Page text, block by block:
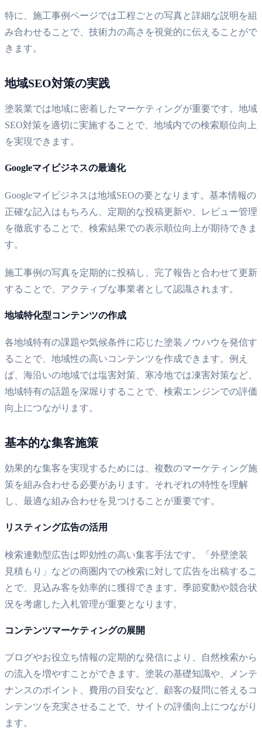
特に、施工事例ページでは工程ごとの写真と詳細な説明を組
み合わせることで、技術力の高さを視覚的に伝えることがで
きます。
地域SEO対策の実践
塗装業では地域に密着したマーケティングが重要です。地域
SEO対策を適切に実施することで、地域内での検索順位向上
を実現できます。
Googleマイビジネスの最適化
Googleマイビジネスは地域SEOの要となります。基本情報の
正確な記入はもちろん、定期的な投稿更新や、レビュー管理
を徹底することで、検索結果での表示順位向上が期待できま
す。
施工事例の写真を定期的に投稿し、完了報告と合わせて更新
することで、アクティブな事業者として認識されます。
地域特化型コンテンツの作成
各地域特有の課題や気候条件に応じた塗装ノウハウを発信す
ることで、地域性の高いコンテンツを作成できます。例え
ば、海沿いの地域では塩害対策、寒冷地では凍害対策など、
地域特有の話題を深堀りすることで、検索エンジンでの評価
向上につながります。
基本的な集客施策
効果的な集客を実現するためには、複数のマーケティング施
策を組み合わせる必要があります。それぞれの特性を理解
し、最適な組み合わせを見つけることが重要です。
リスティング広告の活用
検索連動型広告は即効性の高い集客手法です。「外壁塗装
見積もり」などの商圏内での検索に対して広告を出稿するこ
とで、見込み客を効率的に獲得できます。季節変動や競合状
況を考慮した入札管理が重要となります。
コンテンツマーケティングの展開
ブログやお役立ち情報の定期的な発信により、自然検索から
の流入を増やすことができます。塗装の基礎知識や、メンテ
ナンスのポイント、費用の目安など、顧客の疑問に答えるコ
ンテンツを充実させることで、サイトの評価向上につながり
ます。